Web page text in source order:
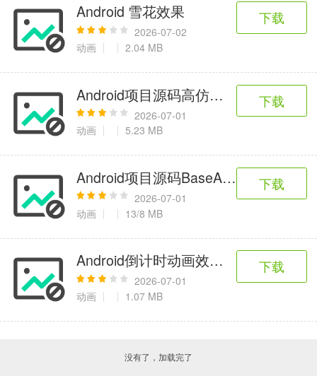
Android 雪花效果
2026-07-02
动画
2.04 MB
下载
Android项目源码高仿快看漫画UI框架
2026-07-01
动画
5.23 MB
下载
Android项目源码BaseAnimation数百
2026-07-01
动画
13/8 MB
下载
Android倒计时动画效果与locSDK_4.0
2026-07-01
动画
1.07 MB
下载
没有了，加载完了